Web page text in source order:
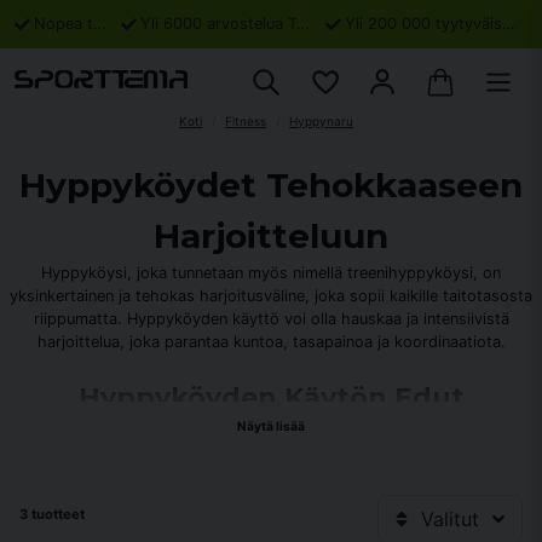
Nopea toimitus Yli 6000 arvostelua Trustpilotissa Yli 200 000 tyytyväistä asiakasta
Koti Fitness Hyppynaru
Hyppyköydet Tehokkaaseen
Harjoitteluun
Hyppyköysi, joka tunnetaan myös nimellä treenihyppyköysi, on
yksinkertainen ja tehokas harjoitusväline, joka sopii kaikille taitotasosta
riippumatta. Hyppyköyden käyttö voi olla hauskaa ja intensiivistä
harjoittelua, joka parantaa kuntoa, tasapainoa ja koordinaatiota.
Hyppyköyden sisällyttäminen harjoitteluun tarjoaa monia etuja:
Nykimällä köyttä voit parantaa sydän- ja verisuoniterveyttäsi ja lisätä
Näytä lisää
3 tuotteet Valitut